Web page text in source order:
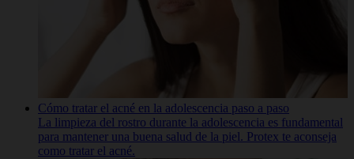
Cómo tratar el acné en la adolescencia paso a paso
La limpieza del rostro durante la adolescencia es fundamental
para mantener una buena salud de la piel. Protex te aconseja
como tratar el acné.